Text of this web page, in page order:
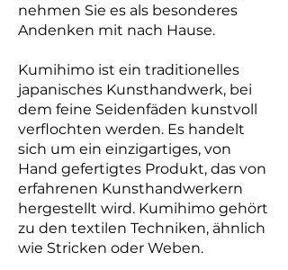
nehmen Sie es als besonderes
Andenken mit nach Hause.
Kumihimo ist ein traditionelles
japanisches Kunsthandwerk, bei
dem feine Seidenfäden kunstvoll
verflochten werden. Es handelt
sich um ein einzigartiges, von
Hand gefertigtes Produkt, das von
erfahrenen Kunsthandwerkern
hergestellt wird. Kumihimo gehört
zu den textilen Techniken, ähnlich
wie Stricken oder Weben.